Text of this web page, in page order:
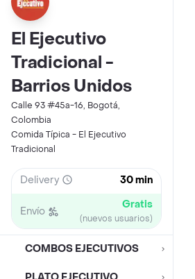
El Ejecutivo
Tradicional -
Barrios Unidos
Calle 93 #45a-16, Bogotá,
Colombia
Comida Típica - El Ejecutivo
Tradicional
Delivery 30 min
Envío Gratis
(nuevos usuarios)
COMBOS EJECUTIVOS